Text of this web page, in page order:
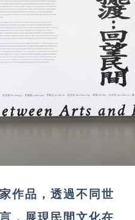
作品，透過不同世